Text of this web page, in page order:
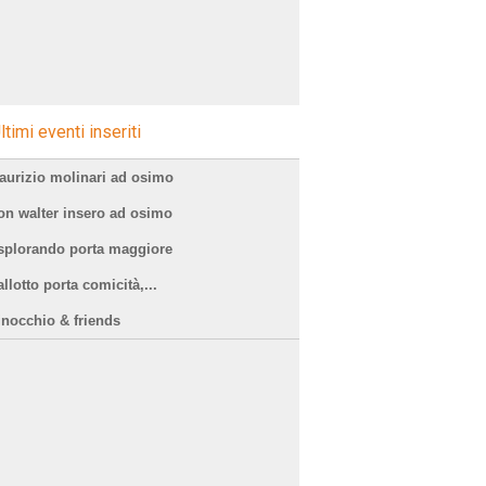
eventi inseriti
molinari ad osimo
walter insero ad osimo
porta maggiore
porta comicità,...
& friends